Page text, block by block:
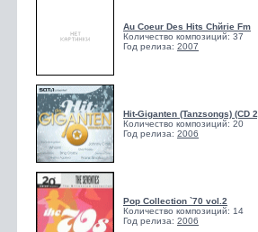
Au Coeur Des Hits Chйrie Fm
Количество композиций: 37
Год релиза: 2007
Hit-Giganten (Tanzsongs) (CD
Количество композиций: 20
Год релиза: 2006
Pop Collection `70 vol.2
Количество композиций: 14
Год релиза: 2006